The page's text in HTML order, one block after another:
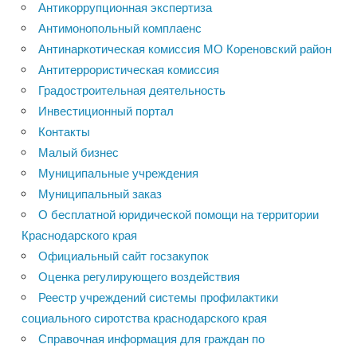
Антикоррупционная экспертиза
Антимонопольный комплаенс
Антинаркотическая комиссия МО Кореновский район
Антитеррористическая комиссия
Градостроительная деятельность
Инвестиционный портал
Контакты
Малый бизнес
Муниципальные учреждения
Муниципальный заказ
О бесплатной юридической помощи на территории
Краснодарского края
Официальный сайт госзакупок
Оценка регулирующего воздействия
Реестр учреждений системы профилактики
социального сиротства краснодарского края
Справочная информация для граждан по